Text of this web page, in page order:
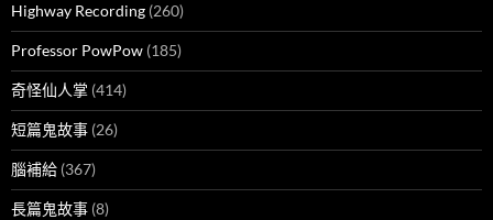
Highway Recording (260)
Professor PowPow (185)
奇怪仙人掌 (414)
短篇鬼故事 (26)
腦補給 (367)
長篇鬼故事 (8)